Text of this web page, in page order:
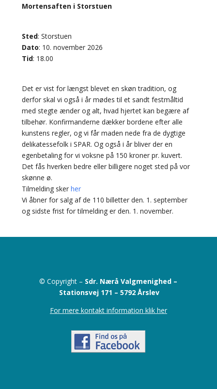
Mortensaften i Storstuen
Sted: Storstuen
Dato: 10. november 2026
Tid: 18.00
Det er vist for længst blevet en skøn tradition, og
derfor skal vi også i år mødes til et sandt festmåltid
med stegte ænder og alt, hvad hjertet kan begære af
tilbehør. Konfirmanderne dækker bordene efter alle
kunstens regler, og vi får maden nede fra de dygtige
delikatessefolk i SPAR. Og også i år bliver der en
egenbetaling for vi voksne på 150 kroner pr. kuvert.
Det fås hverken bedre eller billigere noget sted på vor
skønne ø.
Tilmelding sker her
Vi åbner for salg af de 110 billetter den. 1. september
og sidste frist for tilmelding er den. 1. november.
© Copyright – Sdr. Nærå Valgmenighed –
Stationsvej 171 –5792 Årslev
For mere kontakt information klik her